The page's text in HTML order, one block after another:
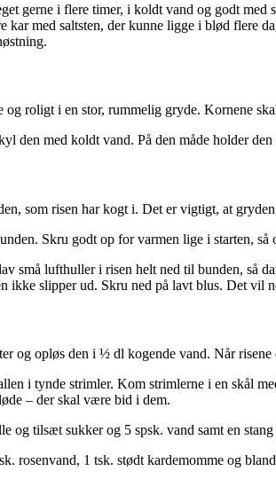
gerne i flere timer, i koldt vand og godt
kar med saltsten, der kunne ligge i blød flere
og roligt i en stor, rummelig gryde. Kornene
den med koldt vand. På den måde holder
som risen har kogt i. Det er vigtigt, at
Skru godt op for varmen lige i starten,
små lufthuller i risen helt ned til bunden, så
ikke slipper ud. Skru ned på lavt blus. Det vil
og opløs den i ½ dl kogende vand. Når risene
i tynde strimler. Kom strimlerne i en skål
– der skal være bid i dem.
og tilsæt sukker og 5 spsk. vand samt en
rosenvand, 1 tsk. stødt kardemomme og